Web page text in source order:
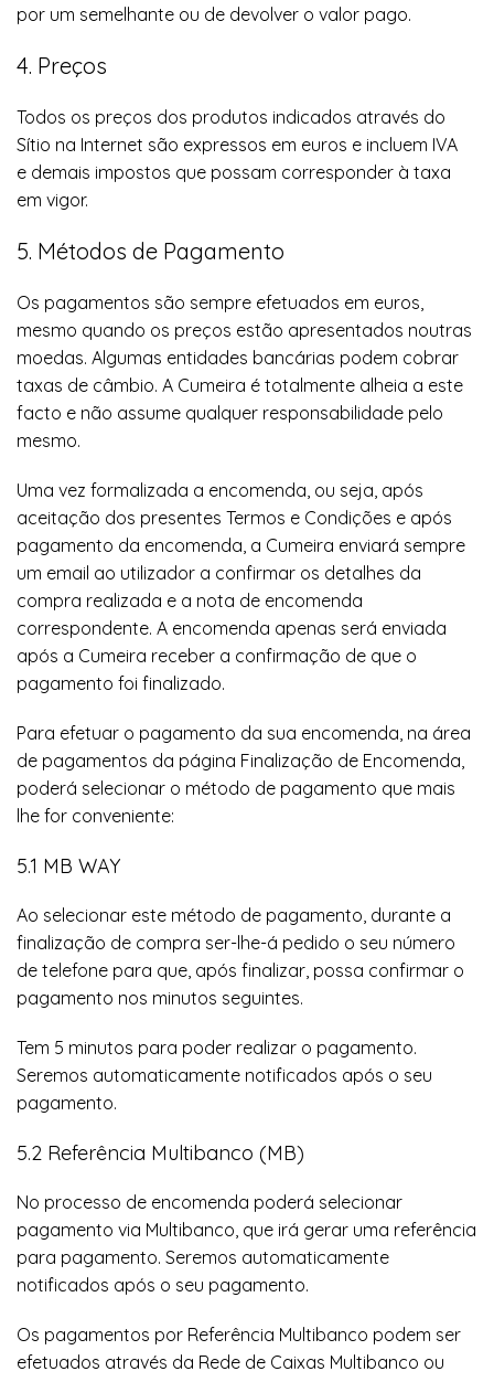
por um semelhante ou de devolver o valor pago.
4. Preços
Todos os preços dos produtos indicados através do
Sítio na Internet são expressos em euros e incluem IVA
e demais impostos que possam corresponder à taxa
em vigor.
5. Métodos de Pagamento
Os pagamentos são sempre efetuados em euros,
mesmo quando os preços estão apresentados noutras
moedas. Algumas entidades bancárias podem cobrar
taxas de câmbio. A Cumeira é totalmente alheia a este
facto e não assume qualquer responsabilidade pelo
mesmo.
Uma vez formalizada a encomenda, ou seja, após
aceitação dos presentes Termos e Condições e após
pagamento da encomenda, a Cumeira enviará sempre
um email ao utilizador a confirmar os detalhes da
compra realizada e a nota de encomenda
correspondente. A encomenda apenas será enviada
após a Cumeira receber a confirmação de que o
pagamento foi finalizado.
Para efetuar o pagamento da sua encomenda, na área
de pagamentos da página Finalização de Encomenda,
poderá selecionar o método de pagamento que mais
lhe for conveniente:
5.1 MB WAY
Ao selecionar este método de pagamento, durante a
finalização de compra ser-lhe-á pedido o seu número
de telefone para que, após finalizar, possa confirmar o
pagamento nos minutos seguintes.
Tem 5 minutos para poder realizar o pagamento.
Seremos automaticamente notificados após o seu
pagamento.
5.2 Referência Multibanco (MB)
No processo de encomenda poderá selecionar
pagamento via Multibanco, que irá gerar uma referência
para pagamento. Seremos automaticamente
notificados após o seu pagamento.
Os pagamentos por Referência Multibanco podem ser
efetuados através da Rede de Caixas Multibanco ou